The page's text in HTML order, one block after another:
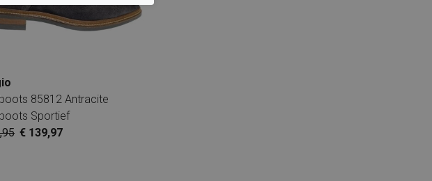
85812 Antracite
Sportief
€ 139,97